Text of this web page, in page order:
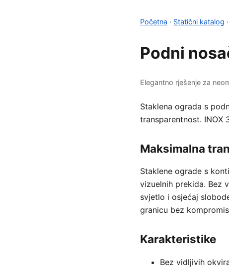
Početna · Statični katalog ·
Podni
Elegantno rješenje za
Staklena ograda s
transparentnost. INOX
Maksimalna
Staklene ograde s
vizuelnih prekida. Bez
svjetlo i osjećaj
granicu bez
Karakteristike
Bez vidljivih